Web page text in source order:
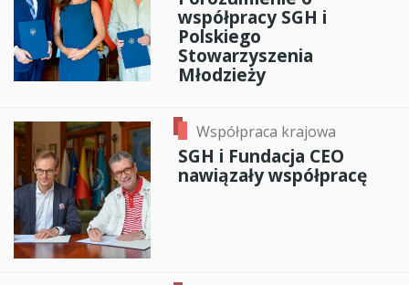
współpracy SGH i
Polskiego
Stowarzyszenia
Młodzieży
Współpraca krajowa
SGH i Fundacja CEO
nawiązały współpracę